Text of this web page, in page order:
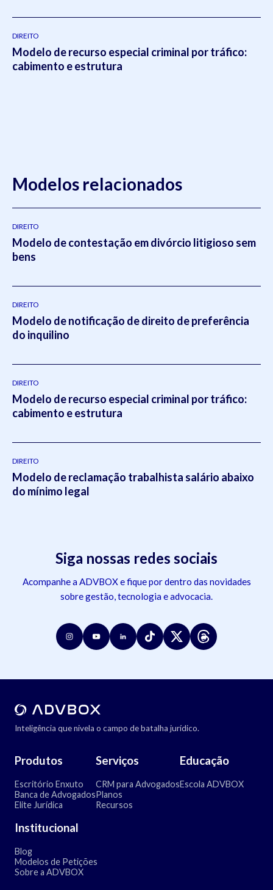
DIREITO
Modelo de recurso especial criminal por tráfico:
cabimento e estrutura
Modelos relacionados
DIREITO
Modelo de contestação em divórcio litigioso sem
bens
DIREITO
Modelo de notificação de direito de preferência
do inquilino
DIREITO
Modelo de recurso especial criminal por tráfico:
cabimento e estrutura
DIREITO
Modelo de reclamação trabalhista salário abaixo
do mínimo legal
Siga nossas redes sociais
Acompanhe a ADVBOX e fique por dentro das novidades
sobre gestão, tecnologia e advocacia.
Inteligência que nivela o campo de batalha jurídico.
Produtos
Escritório Enxuto
Banca de Advogados
Elite Jurídica
Serviços
CRM para Advogados
Planos
Recursos
Educação
Escola ADVBOX
Institucional
Blog
Modelos de Petições
Sobre a ADVBOX